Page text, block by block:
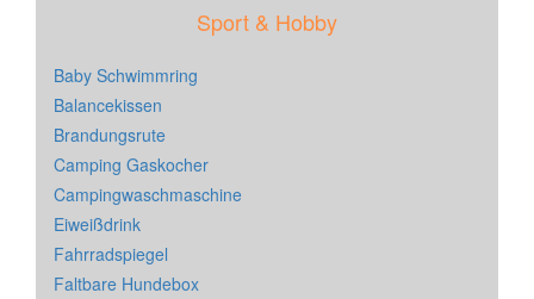
Sport & Hobby
Baby Schwimmring
Balancekissen
Brandungsrute
Camping Gaskocher
Campingwaschmaschine
Eiweißdrink
Fahrradspiegel
Faltbare Hundebox